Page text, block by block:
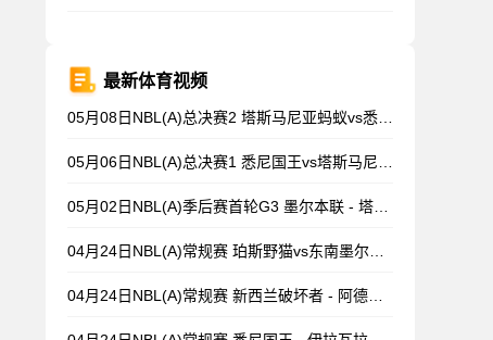
最新体育视频
05月08日NBL(A)总决赛2 塔斯马尼亚蚂蚁vs悉尼国王 录像
05月06日NBL(A)总决赛1 悉尼国王vs塔斯马尼亚蚂蚁 全场录像
05月02日NBL(A)季后赛首轮G3 墨尔本联 - 塔斯马尼亚蚂蚁 录像集锦
04月24日NBL(A)常规赛 珀斯野猫vs东南墨尔本凤凰 录像
04月24日NBL(A)常规赛 新西兰破坏者 - 阿德莱德36人 录像集锦